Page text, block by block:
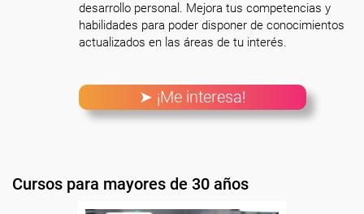
desarrollo personal. Mejora tus competencias y
habilidades para poder disponer de conocimientos
actualizados en las áreas de tu interés.
➤ ¡Me interesa!
Cursos para mayores de 30 años